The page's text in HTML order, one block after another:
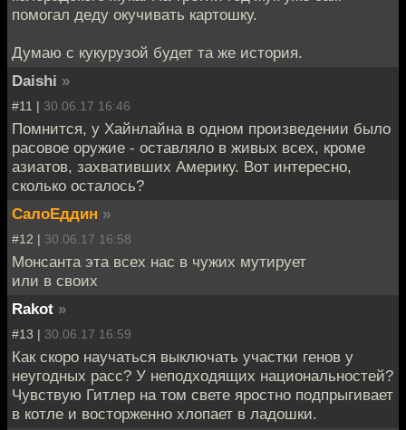
помогал деду окучивать картошку.
Думаю с кукурузой будет та же история.
Daishi »
#11 | 30.06.17 16:46
Помнится, у Хайнлайна в одном произведении было
расовое оружие - оставляло в живых всех, кроме
азиатов, захвативших Америку. Вот интересно,
сколько осталось?
СалоЕддин »
#12 | 30.06.17 16:58
Монсанта эта всех нас в чужих мутирует
или в своих
Rakot »
#13 | 30.06.17 16:59
Как скоро научаться выключать участки генов у
неугодных расс? У неподходящих национальностей?
Чувствую Гитлер на том свете яростно подпрыгивает
в котле и восторженно хлопает в ладошки.